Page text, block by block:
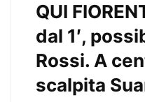
QUI
dal 1′,
Rossi. A
scalpita